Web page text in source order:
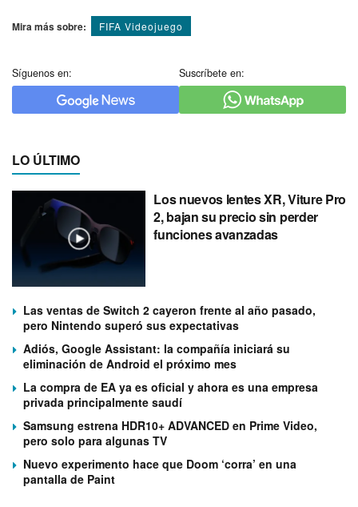
Mira más sobre: FIFA Videojuego
Síguenos en: Suscríbete en:
LO ÚLTIMO
Los nuevos lentes XR, Viture Pro
2, bajan su precio sin perder
funciones avanzadas
Las ventas de Switch 2 cayeron frente al año pasado,
pero Nintendo superó sus expectativas
Adiós, Google Assistant: la compañía iniciará su
eliminación de Android el próximo mes
La compra de EA ya es oficial y ahora es una empresa
privada principalmente saudí
Samsung estrena HDR10+ ADVANCED en Prime Video,
pero solo para algunas TV
Nuevo experimento hace que Doom ‘corra’ en una
pantalla de Paint